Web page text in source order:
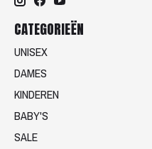
CATEGORIEËN
UNISEX
DAMES
KINDEREN
BABY'S
SALE